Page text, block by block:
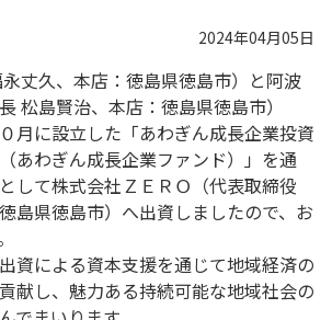
2024年04月05日
丈久、本店：徳島県徳島市）と阿波
松島賢治、本店：徳島県徳島市）
月に設立した「あわぎん成長企業投資
あわぎん成長企業ファンド）」を通
して株式会社ＺＥＲＯ（代表取締役
島県徳島市）へ出資しましたので、お
資による資本支援を通じて地域経済の
献し、魅力ある持続可能な地域社会の